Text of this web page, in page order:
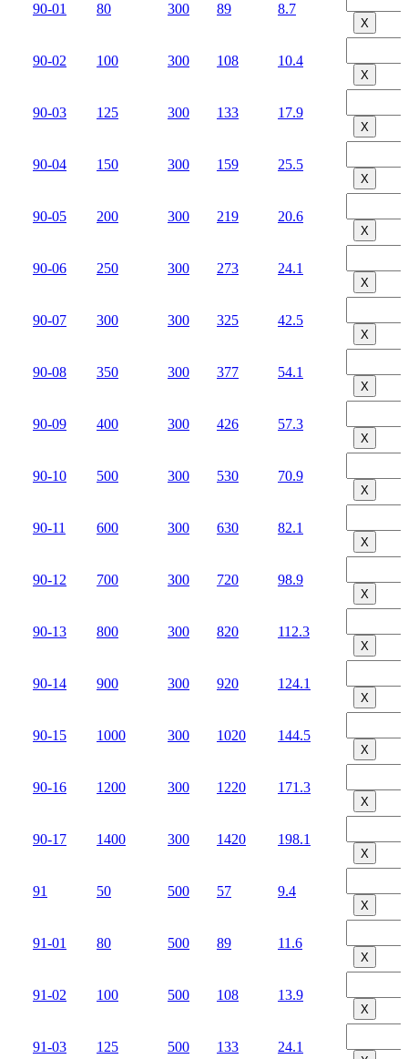
90-01 80 300 89 8.7
Х
90-02 100 300 108 10.4
Х
90-03 125 300 133 17.9
Х
90-04 150 300 159 25.5
Х
90-05 200 300 219 20.6
Х
90-06 250 300 273 24.1
Х
90-07 300 300 325 42.5
Х
90-08 350 300 377 54.1
Х
90-09 400 300 426 57.3
Х
90-10 500 300 530 70.9
Х
90-11 600 300 630 82.1
Х
90-12 700 300 720 98.9
Х
90-13 800 300 820 112.3
Х
90-14 900 300 920 124.1
Х
90-15 1000 300 1020 144.5
Х
90-16 1200 300 1220 171.3
Х
90-17 1400 300 1420 198.1
Х
91 50 500 57 9.4
Х
91-01 80 500 89 11.6
Х
91-02 100 500 108 13.9
Х
91-03 125 500 133 24.1